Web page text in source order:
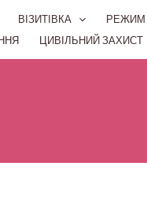
ВІЗИТІВКА РЕЖИМ
ЦИВІЛЬНИЙ ЗАХИСТ